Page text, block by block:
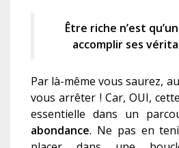
Être riche n’est
accomplir ses
Par là-même vous saurez,
vous arrêter ! Car, OUI,
essentielle dans un
abondance. Ne pas en